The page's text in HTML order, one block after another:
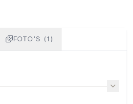
FOTO'S (1)